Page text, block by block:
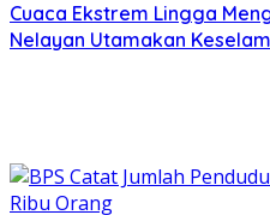
Cuaca Ekstrem Lingga
Nelayan Utamakan